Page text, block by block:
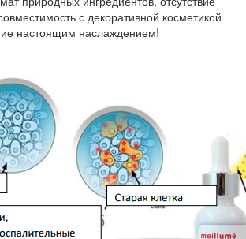
с декоративной косметикой
настоящим наслаждением!